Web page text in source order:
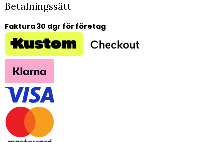
Betalningssätt
Faktura 30 dgr för företag